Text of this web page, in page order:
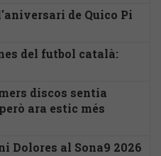
de Quico Pi
del futbol català:
discos sentia
ara estic més
Dolores al Sona9 2026